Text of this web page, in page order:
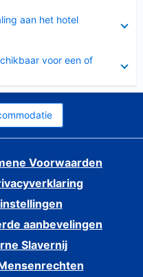
aan het hotel
voor een of
Voorwaarden
aanbevelingen
Slavernij